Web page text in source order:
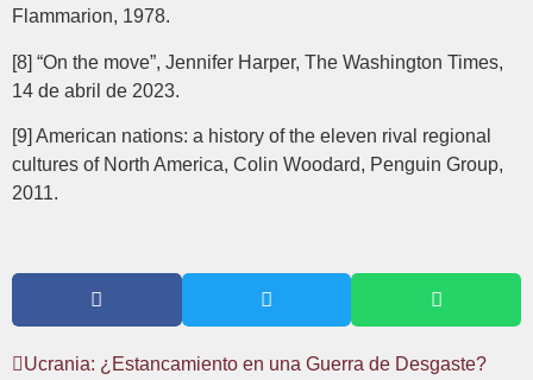
Flammarion, 1978.
[8] “On the move”, Jennifer Harper, The Washington Times,
14 de abril de 2023.
[9] American nations: a history of the eleven rival regional
cultures of North America, Colin Woodard, Penguin Group,
2011.
Ucrania: ¿Estancamiento en una Guerra de Desgaste?